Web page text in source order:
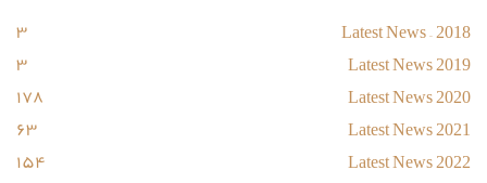
Latest News – 2018
۳
Latest News 2019
۳
Latest News 2020
۱۷۸
Latest News 2021
۶۳
Latest News 2022
۱۵۴